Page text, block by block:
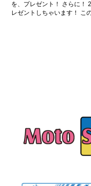
を、プレゼント！ さらに！
レゼントしちゃいます！ こ